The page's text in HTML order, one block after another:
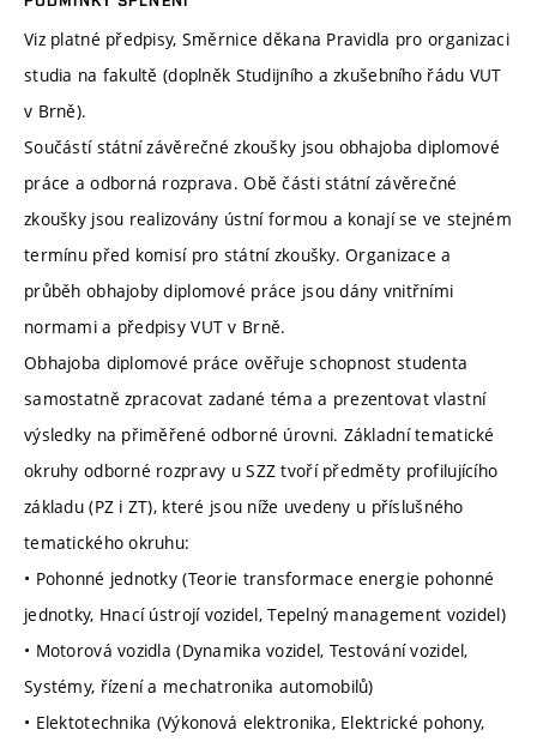
Viz platné předpisy, Směrnice děkana Pravidla pro organizaci
studia na fakultě (doplněk Studijního a zkušebního řádu VUT
v Brně).
Součástí státní závěrečné zkoušky jsou obhajoba diplomové
práce a odborná rozprava. Obě části státní závěrečné
zkoušky jsou realizovány ústní formou a konají se ve stejném
termínu před komisí pro státní zkoušky. Organizace a
průběh obhajoby diplomové práce jsou dány vnitřními
normami a předpisy VUT v Brně.
Obhajoba diplomové práce ověřuje schopnost studenta
samostatně zpracovat zadané téma a prezentovat vlastní
výsledky na přiměřené odborné úrovni. Základní tematické
okruhy odborné rozpravy u SZZ tvoří předměty profilujícího
základu (PZ i ZT), které jsou níže uvedeny u příslušného
tematického okruhu:
• Pohonné jednotky (Teorie transformace energie pohonné
jednotky, Hnací ústrojí vozidel, Tepelný management vozidel)
• Motorová vozidla (Dynamika vozidel, Testování vozidel,
Systémy, řízení a mechatronika automobilů)
• Elektotechnika (Výkonová elektronika, Elektrické pohony,